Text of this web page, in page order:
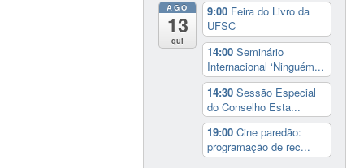
AGO
13
qui
9:00 Feira do Livro da
UFSC
14:00Seminário
Internacional ‘Ninguém...
14:30Sessão Especial
do Conselho Esta...
19:00Cine paredão:
programação de rec...